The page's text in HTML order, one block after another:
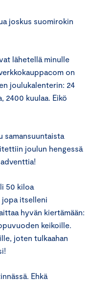
joskus suomirokin
lähetellä minulle
on
joulukalenterin: 24
2400 kuulaa. Eikö
samansuuntaista
joulun hengessä
50 kiloa
jopa itselleni
hyvän kiertämään:
keikoille.
joten tulkaahan
Ehkä